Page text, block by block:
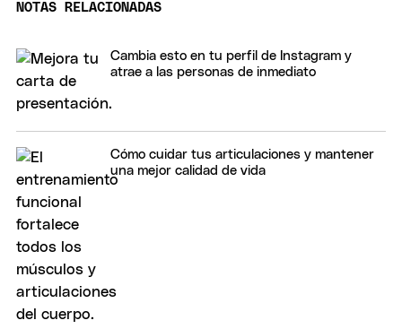
NOTAS RELACIONADAS
Cambia esto en tu perfil de Instagram y
atrae a las personas de inmediato
Cómo cuidar tus articulaciones y mantener
una mejor calidad de vida